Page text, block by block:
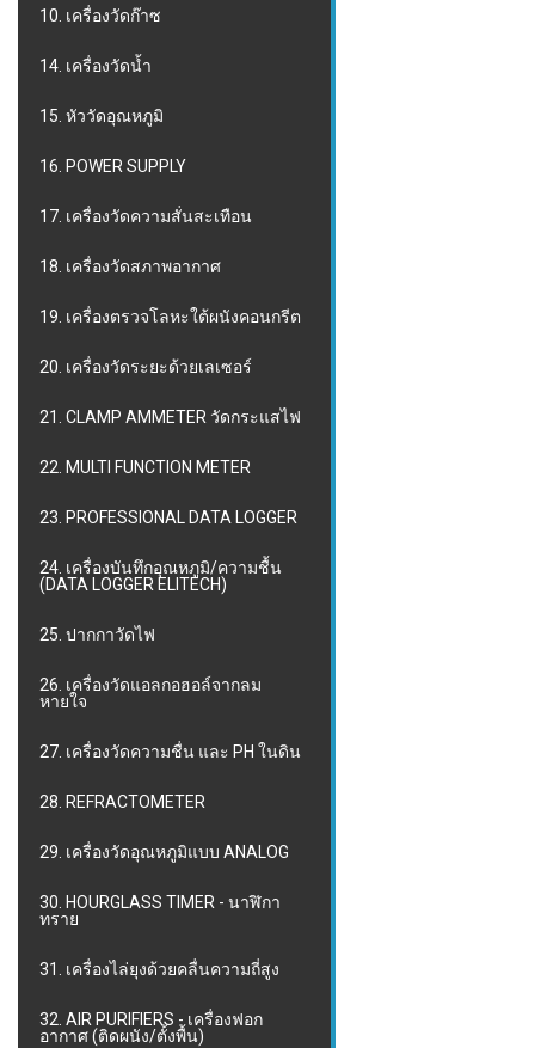
10. เครื่องวัดก๊าซ
14. เครื่องวัดน้ำ
15. หัววัดอุณหภูมิ
16. POWER SUPPLY
17. เครื่องวัดความสั่นสะเทือน
18. เครื่องวัดสภาพอากาศ
19. เครื่องตรวจโลหะใต้ผนังคอนกรีต
20. เครื่องวัดระยะด้วยเลเซอร์
21. CLAMP AMMETER วัดกระแสไฟ
22. MULTI FUNCTION METER
23. PROFESSIONAL DATA LOGGER
24. เครื่องบันทึกอุณหภูมิ/ความชื้น
(DATA LOGGER ELITECH)
25. ปากกาวัดไฟ
26. เครื่องวัดแอลกอฮอล์จากลม
หายใจ
27. เครื่องวัดความชื่น และ PH ในดิน
28. REFRACTOMETER
29. เครื่องวัดอุณหภูมิแบบ ANALOG
30. HOURGLASS TIMER - นาฬิกา
ทราย
31. เครื่องไล่ยุงด้วยคลื่นความถี่สูง
32. AIR PURIFIERS - เครื่องฟอก
อากาศ (ติดผนัง/ตั้งพื้น)